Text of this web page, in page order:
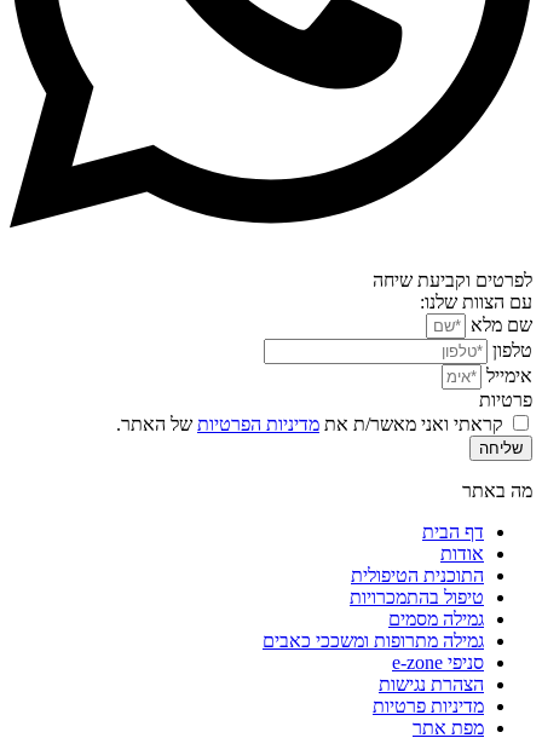
לפרטים וקביעת שיחה
עם הצוות שלנו:
שם מלא
טלפון
אימייל
פרטיות
קראתי ואני מאשר/ת את מדיניות הפרטיות של האתר.
שליחה
מה באתר
דף הבית
אודות
התוכנית הטיפולית
טיפול בהתמכרויות
גמילה מסמים
גמילה מתרופות ומשככי כאבים
סניפי e-zone
הצהרת נגישות
מדיניות פרטיות
מפת אתר